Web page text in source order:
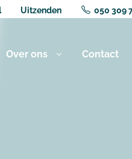
Uitzenden 050 309
Over ons Contact